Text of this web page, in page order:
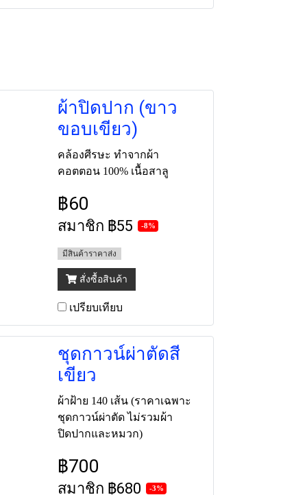
ผ้าปิดปาก (ขาว
ขอบเขียว)
คล้องศีรษะ ทำจากผ้า
คอตตอน 100% เนื้อสาลู
฿60
สมาชิก ฿55 -8%
มีสินค้าราคาส่ง
สั่งซื้อสินค้า
เปรียบเทียบ
ชุดกาวน์ผ่าตัดสี
เขียว
ผ้าฝ้าย 140 เส้น (ราคาเฉพาะ
ชุดกาวน์ผ่าตัด ไม่รวมผ้า
ปิดปากและหมวก)
฿700
สมาชิก ฿680 -3%